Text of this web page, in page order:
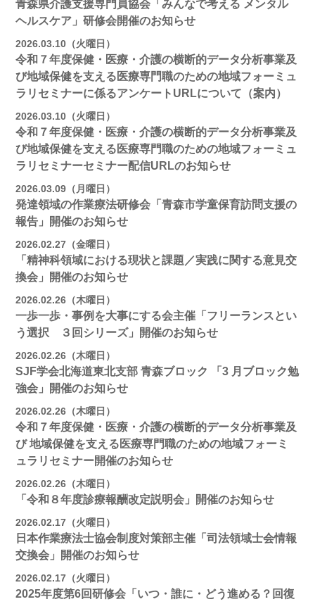
青森県介護支援専門員協会「みんなで考える メンタル
ヘルスケア」研修会開催のお知らせ
2026.03.10（火曜日）
令和７年度保健・医療・介護の横断的データ分析事業及
び地域保健を支える医療専門職のための地域フォーミュ
ラリセミナーに係るアンケートURLについて（案内）
2026.03.10（火曜日）
令和７年度保健・医療・介護の横断的データ分析事業及
び地域保健を支える医療専門職のための地域フォーミュ
ラリセミナーセミナー配信URLのお知らせ
2026.03.09（月曜日）
発達領域の作業療法研修会「青森市学童保育訪問支援の
報告」開催のお知らせ
2026.02.27（金曜日）
「精神科領域における現状と課題／実践に関する意見交
換会」開催のお知らせ
2026.02.26（木曜日）
一歩一歩・事例を大事にする会主催「フリーランスとい
う選択 ３回シリーズ」開催のお知らせ
2026.02.26（木曜日）
SJF学会北海道東北支部 ⻘森ブロック 「3 月ブロック勉
強会」開催のお知らせ
2026.02.26（木曜日）
令和７年度保健・医療・介護の横断的データ分析事業及
び 地域保健を支える医療専門職のための地域フォーミ
ュラリセミナー開催のお知らせ
2026.02.26（木曜日）
「令和８年度診療報酬改定説明会」開催のお知らせ
2026.02.17（火曜日）
日本作業療法士協会制度対策部主催「司法領域士会情報
交換会」開催のお知らせ
2026.02.17（火曜日）
2025年度第6回研修会「いつ・誰に・どう進める？回復